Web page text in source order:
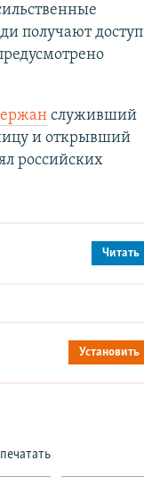
получают доступ
служивший
и открывший
российских
Читать
Установить